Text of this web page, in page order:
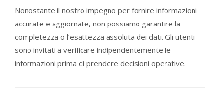
Nonostante il nostro impegno per fornire informazioni
accurate e aggiornate, non possiamo garantire la
completezza o l’esattezza assoluta dei dati. Gli utenti
sono invitati a verificare indipendentemente le
informazioni prima di prendere decisioni operative.